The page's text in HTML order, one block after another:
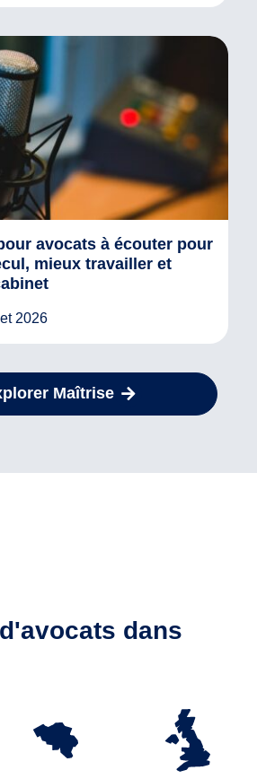
avocats à écouter pour
mieux travailler et
2026
Maîtrise
dans